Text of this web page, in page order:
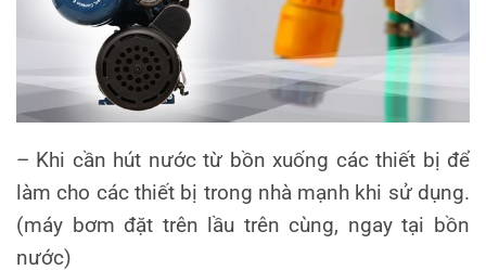
– Khi cần hút nước từ bồn xuống các thiết bị để
làm cho các thiết bị trong nhà mạnh khi sử dụng.
(máy bơm đặt trên lầu trên cùng, ngay tại bồn
nước)